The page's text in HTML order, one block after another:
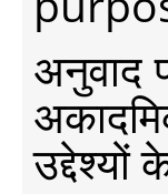
अनुवाद